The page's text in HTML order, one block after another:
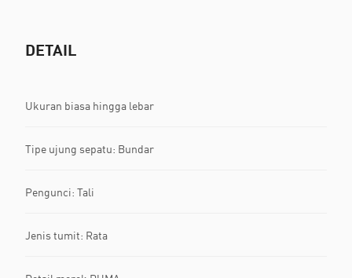
DETAIL
Ukuran biasa hingga lebar
Tipe ujung sepatu: Bundar
Pengunci: Tali
Jenis tumit: Rata